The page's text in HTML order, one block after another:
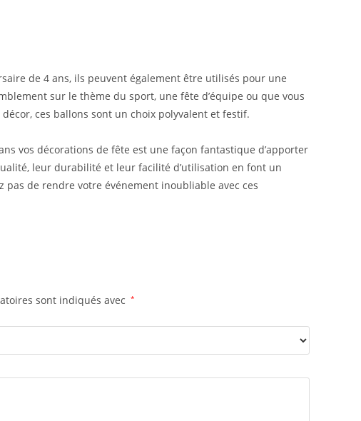
de 4 ans, ils peuvent également être utilisés pour une
sur le thème du sport, une fête d’équipe ou que vous
ces ballons sont un choix polyvalent et festif.
vos décorations de fête est une façon fantastique d’apporter
leur durabilité et leur facilité d’utilisation en font un
de rendre votre événement inoubliable avec ces
sont indiqués avec *